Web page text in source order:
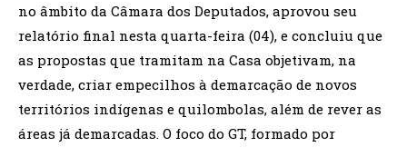
no âmbito da Câmara dos Deputados, aprovou seu
relatório final nesta quarta-feira (04), e concluiu que
as propostas que tramitam na Casa objetivam, na
verdade, criar empecilhos à demarcação de novos
territórios indígenas e quilombolas, além de rever as
áreas já demarcadas. O foco do GT, formado por